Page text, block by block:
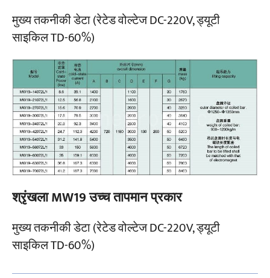
मुख्य तकनीकी डेटा (रेटेड वोल्टेज DC-220V, ड्यूटी
साइकिल TD-60%)
श्रृंखला MW19 उच्च तापमान प्रकार
मुख्य तकनीकी डेटा (रेटेड वोल्टेज DC-220V, ड्यूटी
साइकिल TD-60%)